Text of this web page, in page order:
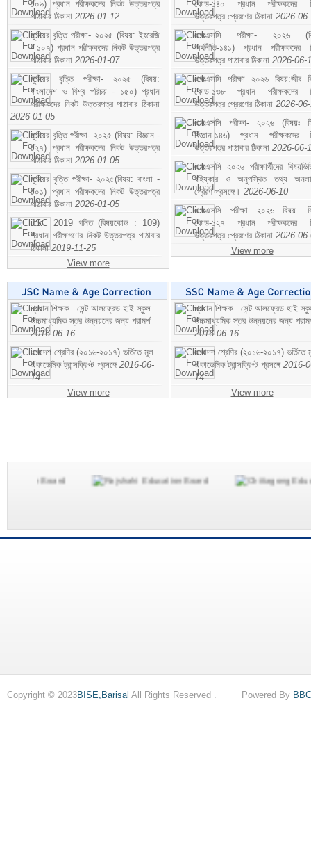
১০৯) প্রধান পরীক্ষকদের নিকট উত্তরপত্র
পাঠাবার ঠিকানা 2026-01-12
জুনিয়র বৃত্তি পরীক্ষা- ২০২৫ (বিষয়: ইংরেজি
- ১০৭) প্রধান পরীক্ষকদের নিকট উত্তরপত্র
পাঠাবার ঠিকানা 2026-01-07
জুনিয়র বৃত্তি পরীক্ষা- ২০২৫ (বিষয়:
বাংলাদেশ ও বিশ্ব পরিচয় - ১৫০) প্রধান
পরীক্ষকদের নিকট উত্তরপত্র পাঠাবার ঠিকানা
2026-01-05
জুনিয়র বৃত্তি পরীক্ষা- ২০২৫ (বিষয়: বিজ্ঞান -
১২৭) প্রধান পরীক্ষকদের নিকট উত্তরপত্র
পাঠাবার ঠিকানা 2026-01-05
জুনিয়র বৃত্তি পরীক্ষা- ২০২৫(বিষয়: বাংলা -
১০১) প্রধান পরীক্ষকদের নিকট উত্তরপত্র
পাঠাবার ঠিকানা 2026-01-05
JSC 2019 গনিত (বিষয়কোড : 109)
প্রধান পরীক্ষগণের নিকট উত্তরপত্র পাঠাবার
ঠিকানা2019-11-25
View more
কোড-১৪০ প্রধান পরীক্ষকদের
উত্তরপত্র প্রেরণের ঠিকানা 2026-
এসএসসি পরীক্ষা- ২০২৬
অর্থনীতি-১৪১) প্রধান পরীক্ষকদের
উত্তরপত্র পাঠাবার ঠিকানা 2026-06-
এসএসসি পরীক্ষা ২০২৬ বিষয়:জীব
কোড-১৩৮ প্রধান পরীক্ষকদের
উত্তরপত্র প্রেরণের ঠিকানা 2026-
এসএসসি পরীক্ষা- ২০২৬ (বিষয়ঃ
বিজ্ঞান-১৪৬) প্রধান পরীক্ষকদের
উত্তরপত্র পাঠাবার ঠিকানা 2026-06-
এসএসসি ২০২৬ পরীক্ষার্থীদের
বহিষ্কার ও অনুপস্থিত তথ্য
প্রেরণ প্রসঙ্গে। 2026-06-10
এসএসসি পরীক্ষা ২০২৬ বিষয়:
কোড-১২৭ প্রধান পরীক্ষকদের
উত্তরপত্র প্রেরণের ঠিকানা 2026-
View more
প্রধান শিক্ষক : সেন্ট আলফ্রেড হাই স্কুল :
উচ্চমাধ্যমিক স্তর উন্নয়নের জন্য পরামর্শ
2016-06-16
একাদশ শ্রেণির (২০১৬-২০১৭) ভর্তিতে মূল
একাডেমিক ট্রান্সক্রিপ্ট প্রসঙ্গে 2016-06-
14
View more
প্রধান শিক্ষক : সেন্ট আলফ্রেড হাই
উচ্চমাধ্যমিক স্তর উন্নয়নের জন্য
2016-06-16
একাদশ শ্রেণির (২০১৬-২০১৭) ভর্তিতে
একাডেমিক ট্রান্সক্রিপ্ট প্রসঙ্গে 2016-
14
View more
Copyright © 2023BISE,Barisal All Rights Reserved . Powered By